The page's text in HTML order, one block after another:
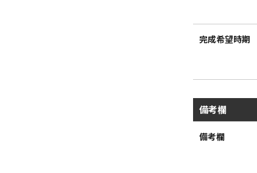
完成希望時期
備考欄
備考欄